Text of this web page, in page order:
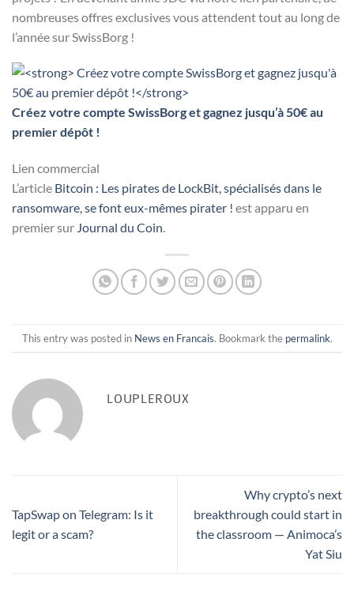
nombreuses offres exclusives vous attendent tout au long de
l’année sur SwissBorg !
Créez votre compte SwissBorg et gagnez jusqu’à 50€ au
premier dépôt !
Lien commercial
L’article Bitcoin : Les pirates de LockBit, spécialisés dans le
ransomware, se font eux-mêmes pirater ! est apparu en
premier sur Journal du Coin.
This entry was posted in News en Francais. Bookmark the permalink.
LOUPLEROUX
TapSwap on Telegram: Is it
legit or a scam?
Why crypto’s next
breakthrough could start in
the classroom — Animoca’s
Yat Siu